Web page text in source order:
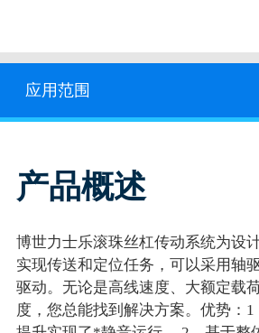
应用范围
产品概述
博世力士乐滚珠丝杠传动系统为设
实现传送和定位任务，可以采用轴
驱动。无论是高线速度、大额定载
度，您总能找到解决方案。优势：